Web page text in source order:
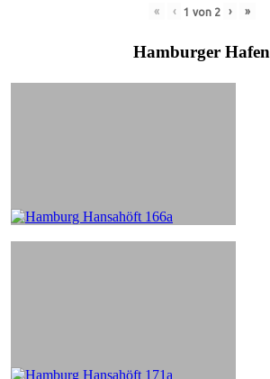
« ‹ 1 von 2 › »
Hamburger Hafen